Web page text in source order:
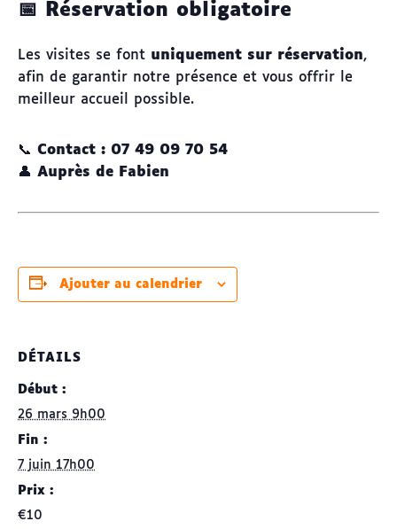
📅 Réservation obligatoire
Les visites se font uniquement sur réservation,
afin de garantir notre présence et vous offrir le
meilleur accueil possible.
📞 Contact : 07 49 09 70 54
👤 Auprès de Fabien
Ajouter au calendrier
DÉTAILS
Début :
26 mars 9h00
Fin :
7 juin 17h00
Prix :
€10